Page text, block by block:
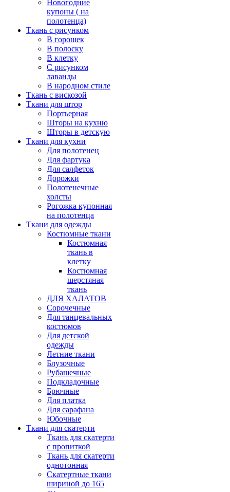
Новогодние
купоны ( на
полотенца)
Ткань с рисунком
В горошек
В полоску
В клетку
С рисунком
лаванды
В народном стиле
Ткань с вискозой
Ткани для штор
Портьерная
Шторы на кухню
Шторы в детскую
Ткани для кухни
Для полотенец
Для фартука
Для салфеток
Дорожки
Полотенечные
холсты
Рогожка купонная
на полотенца
Ткани для одежды
Костюмные ткани
Костюмная
ткань в
клетку
Костюмная
шерстяная
ткань
ДЛЯ ХАЛАТОВ
Сорочечные
Для танцевальных
костюмов
Для детской
одежды
Летние ткани
Блузочные
Рубашечные
Подкладочные
Брючные
Для платка
Для сарафана
Юбочные
Ткани для скатерти
Ткань для скатерти
с пропиткой
Ткань для скатерти
однотонная
Скатертные ткани
шириной до 165